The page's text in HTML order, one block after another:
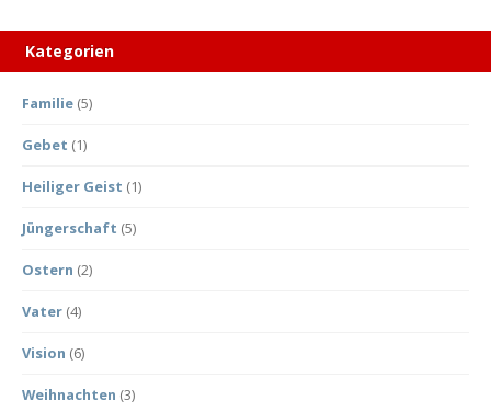
Kategorien
Familie (5)
Gebet (1)
Heiliger Geist (1)
Jüngerschaft (5)
Ostern (2)
Vater (4)
Vision (6)
Weihnachten (3)